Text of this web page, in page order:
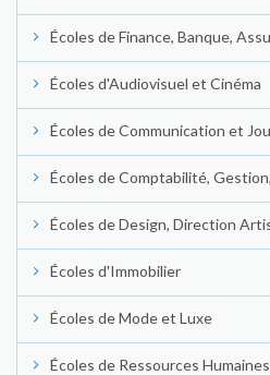
Écoles de Finance, Banque,
Écoles d'Audiovisuel et Cinéma
Écoles de Communication et
Écoles de Comptabilité,
Écoles de Design, Direction
Écoles d'Immobilier
Écoles de Mode et Luxe
Écoles de Ressources Humaines